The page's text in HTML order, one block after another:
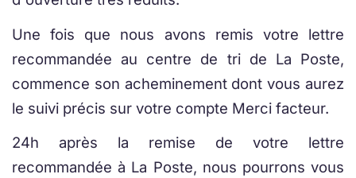
Une fois que nous avons remis votre lettre
recommandée au centre de tri de La Poste,
commence son acheminement dont vous aurez
le suivi précis sur votre compte Merci facteur.
24h après la remise de votre lettre
recommandée à La Poste, nous pourrons vous